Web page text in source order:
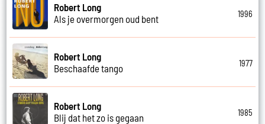
Robert Long
Als je overmorgen oud bent
1996
Robert Long
Beschaafde tango
1977
Robert Long
Blij dat het zo is gegaan
1985